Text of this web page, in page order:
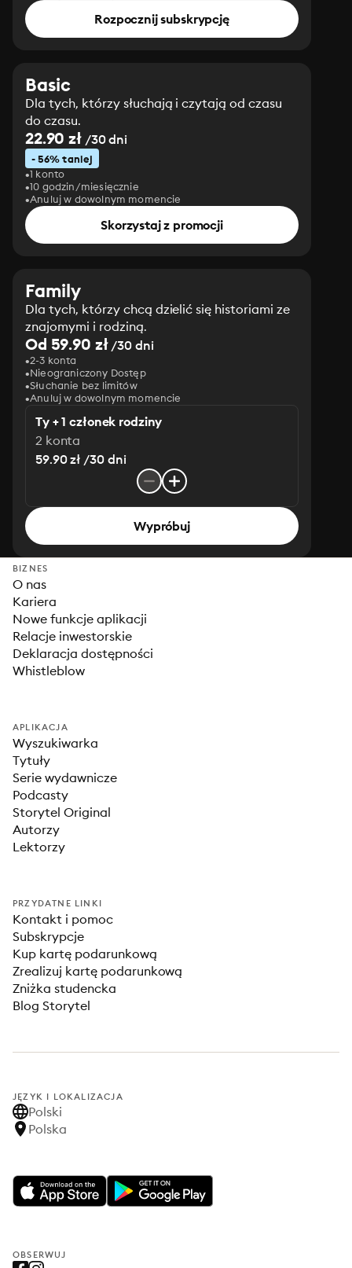
Rozpocznij subskrypcję
Basic
Dla tych, którzy słuchają i czytają od czasu
do czasu.
22.90 zł/30 dni
- 56% taniej
1 konto
10 godzin/miesięcznie
Anuluj w dowolnym momencie
Skorzystaj z promocji
Family
Dla tych, którzy chcą dzielić się historiami ze
znajomymi i rodziną.
Od 59.90 zł/30 dni
2-3 konta
Nieograniczony Dostęp
Słuchanie bez limitów
Anuluj w dowolnym momencie
Ty + 1 członek rodziny
2 konta
59.90 zł /30 dni
Wypróbuj
BIZNES
O nas
Kariera
Nowe funkcje aplikacji
Relacje inwestorskie
Deklaracja dostępności
Whistleblow
APLIKACJA
Wyszukiwarka
Tytuły
Serie wydawnicze
Podcasty
Storytel Original
Autorzy
Lektorzy
PRZYDATNE LINKI
Kontakt i pomoc
Subskrypcje
Kup kartę podarunkową
Zrealizuj kartę podarunkową
Zniżka studencka
Blog Storytel
JĘZYK I LOKALIZACJA
Polski
Polska
OBSERWUJ